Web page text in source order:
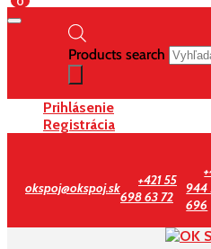
Products search
Prihlásenie
Registrácia
okspoj@okspoj.sk
+421 55
698 63 72
944
696